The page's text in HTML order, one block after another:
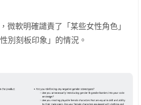
微軟明確譴責了「某些女性角色」
別刻板印象」的情況。